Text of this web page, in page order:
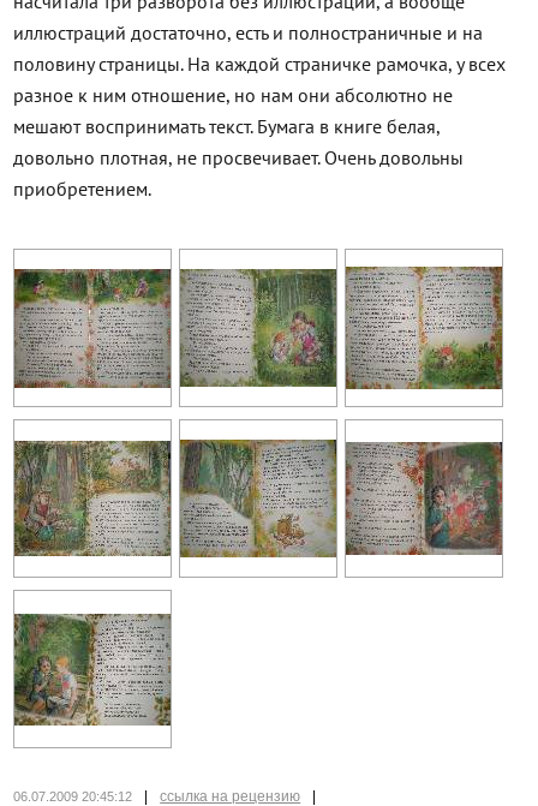
иллюстраций достаточно, есть и полностраничные и на
половину страницы. На каждой страничке рамочка, у всех
разное к ним отношение, но нам они абсолютно не
мешают воспринимать текст. Бумага в книге белая,
довольно плотная, не просвечивает. Очень довольны
приобретением.
06.07.2009 20:45:12 ссылка на рецензию